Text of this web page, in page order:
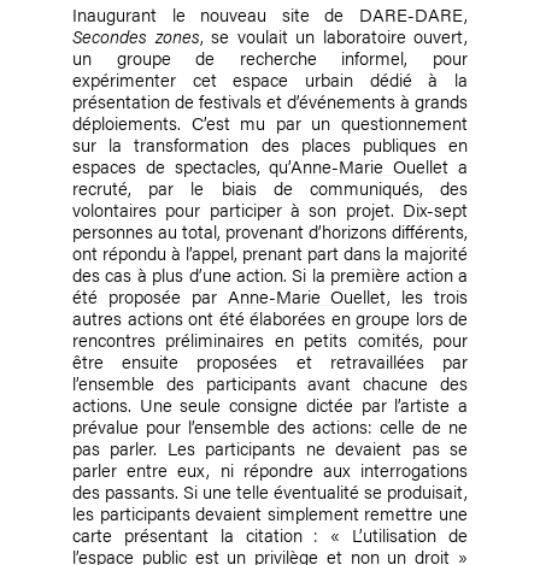
Inaugurant le nouveau site de DARE-DARE,
Secondes zones, se voulait un laboratoire ouvert,
un groupe de recherche informel, pour
expérimenter cet espace urbain dédié à la
présentation de festivals et d’événements à grands
déploiements. C’est mu par un questionnement
sur la transformation des places publiques en
espaces de spectacles, qu’Anne-Marie Ouellet a
recruté, par le biais de communiqués, des
volontaires pour participer à son projet. Dix-sept
personnes au total, provenant d’horizons différents,
ont répondu à l’appel, prenant part dans la majorité
des cas à plus d’une action. Si la première action a
été proposée par Anne-Marie Ouellet, les trois
autres actions ont été élaborées en groupe lors de
rencontres préliminaires en petits comités, pour
être ensuite proposées et retravaillées par
l’ensemble des participants avant chacune des
actions. Une seule consigne dictée par l’artiste a
prévalue pour l’ensemble des actions: celle de ne
pas parler. Les participants ne devaient pas se
parler entre eux, ni répondre aux interrogations
des passants. Si une telle éventualité se produisait,
les participants devaient simplement remettre une
carte présentant la citation : « L’utilisation de
l’espace public est un privilège et non un droit »